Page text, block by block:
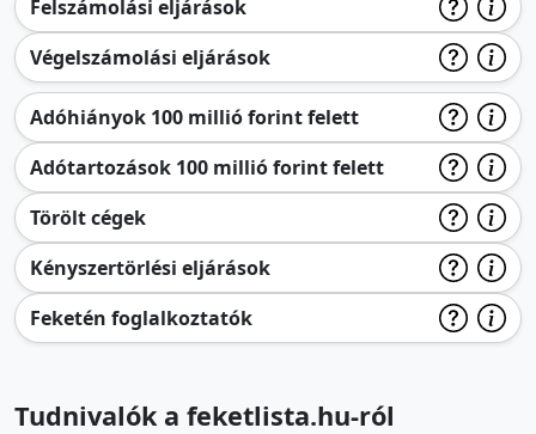
Felszámolási eljárások
Végelszámolási eljárások
Adóhiányok 100 millió forint felett
Adótartozások 100 millió forint felett
Törölt cégek
Kényszertörlési eljárások
Feketén foglalkoztatók
Tudnivalók a feketlista.hu-ról